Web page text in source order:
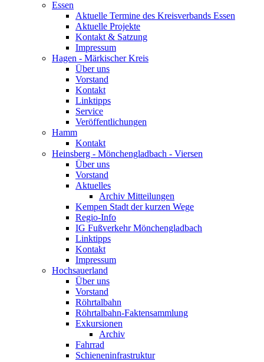
Essen
Aktuelle Termine des Kreisverbands Essen
Aktuelle Projekte
Kontakt & Satzung
Impressum
Hagen - Märkischer Kreis
Über uns
Vorstand
Kontakt
Linktipps
Service
Veröffentlichungen
Hamm
Kontakt
Heinsberg - Mönchengladbach - Viersen
Über uns
Vorstand
Aktuelles
Archiv Mitteilungen
Kempen Stadt der kurzen Wege
Regio-Info
IG Fußverkehr Mönchengladbach
Linktipps
Kontakt
Impressum
Hochsauerland
Über uns
Vorstand
Röhrtalbahn
Röhrtalbahn-Faktensammlung
Exkursionen
Archiv
Fahrrad
Schieneninfrastruktur